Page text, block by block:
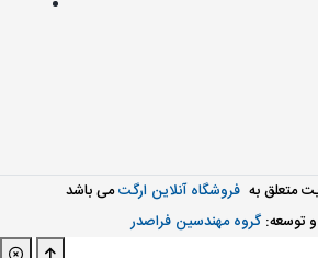
متعلق به فروشگاه آنلاین ارگتمی باشد
توسعه: گروه مهندسین فراصدر